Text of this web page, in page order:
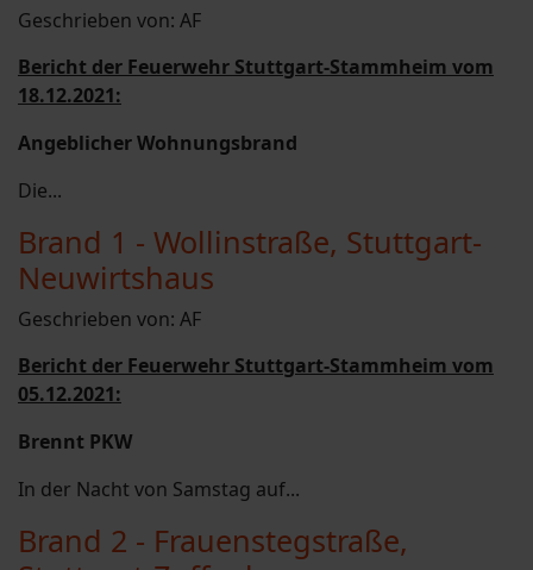
Geschrieben von: AF
Bericht der Feuerwehr Stuttgart-Stammheim vom
18.12.2021:
Angeblicher Wohnungsbrand
Die...
Brand 1 - Wollinstraße, Stuttgart-
Neuwirtshaus
Geschrieben von: AF
Bericht der Feuerwehr Stuttgart-Stammheim vom
05.12.2021:
Brennt PKW
In der Nacht von Samstag auf...
Brand 2 - Frauenstegstraße,